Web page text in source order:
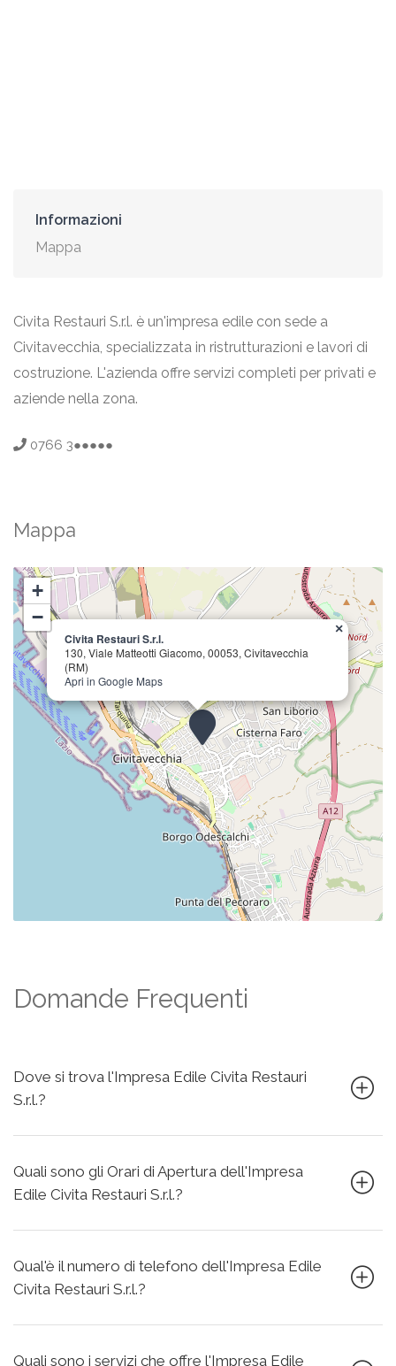
Informazioni
Mappa
Civita Restauri S.r.l. è un'impresa edile con sede a
Civitavecchia, specializzata in ristrutturazioni e lavori di
costruzione. L'azienda offre servizi completi per privati e
aziende nella zona.
0766 3●●●●●
Mappa
Civita Restauri S.r.l.
130, Viale Matteotti Giacomo, 00053, Civitavecchia
(RM)
Apri in Google Maps
×
+
−
Domande Frequenti
Dove si trova l'Impresa Edile Civita Restauri
S.r.l.?
Quali sono gli Orari di Apertura dell'Impresa
Edile Civita Restauri S.r.l.?
Qual'è il numero di telefono dell'Impresa Edile
Civita Restauri S.r.l.?
Quali sono i servizi che offre l'Impresa Edile